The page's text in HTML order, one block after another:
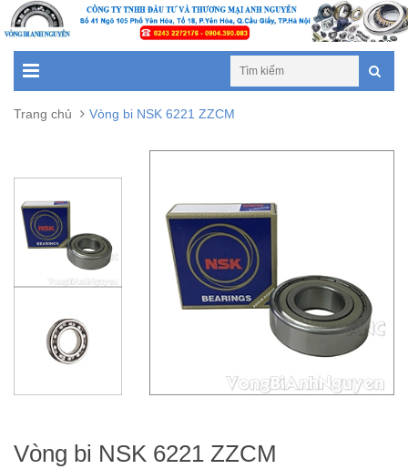
Trang chủ Vòng bi NSK 6221 ZZCM
Vòng bi NSK 6221 ZZCM